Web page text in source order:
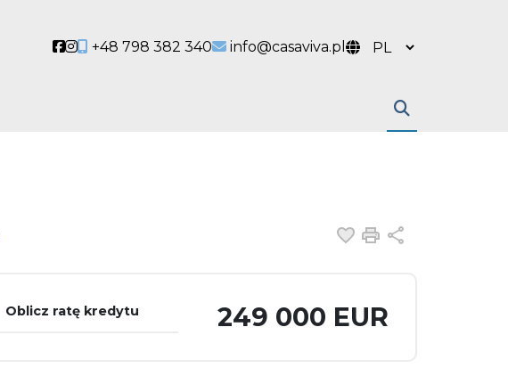
Social link
Social link
+48 798 382 340 info@casaviva.pl
Dodaj do
Drukuj
Oblicz ratę kredytu 249 000 EUR